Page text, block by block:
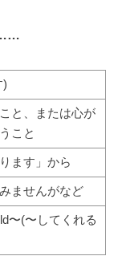
……
)
と、または心が
こと
ます」から
ませんがなど
〜(〜してくれる